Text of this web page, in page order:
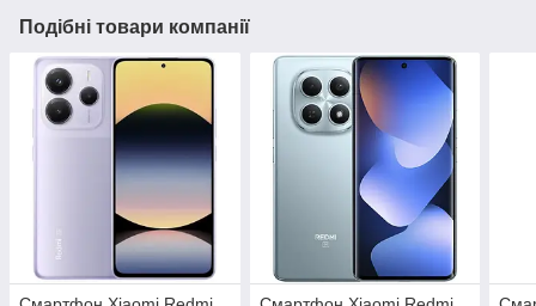
Подібні товари компанії